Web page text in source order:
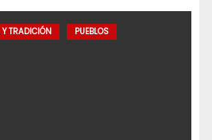
Y TRADICIÓN PUEBLOS